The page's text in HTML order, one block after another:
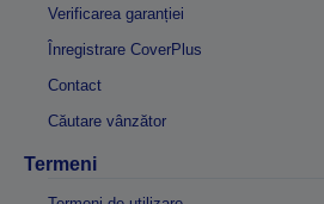
Verificarea garanției
Înregistrare CoverPlus
Contact
Căutare vânzător
Termeni